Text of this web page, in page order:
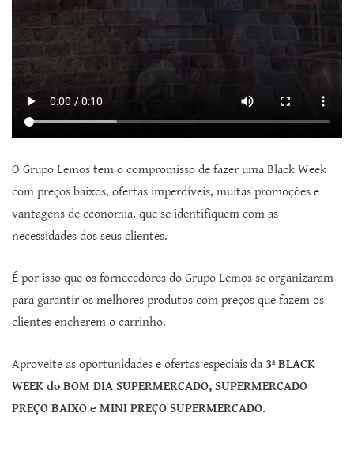
O Grupo Lemos tem o compromisso de fazer uma Black Week
com preços baixos, ofertas imperdíveis, muitas promoções e
vantagens de economia, que se identifiquem com as
necessidades dos seus clientes.
É por isso que os fornecedores do Grupo Lemos se organizaram
para garantir os melhores produtos com preços que fazem os
clientes encherem o carrinho.
Aproveite as oportunidades e ofertas especiais da 3ª BLACK
WEEK do BOM DIA SUPERMERCADO, SUPERMERCADO
PREÇO BAIXO e MINI PREÇO SUPERMERCADO.